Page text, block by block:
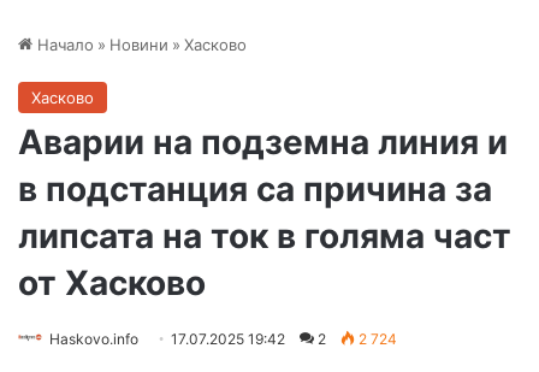
Начало » Новини » Хасково
Хасково
Аварии на подземна линия и
в подстанция са причина за
липсата на ток в голяма част
от Хасково
Haskovo.info 17.07.2025 19:42 2 2 724